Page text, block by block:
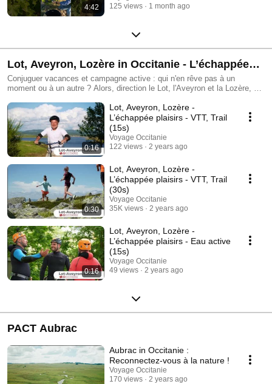
4:42
125 views
1 month ago
Lot, Aveyron, Lozère in Occitanie - L’échappée
plaisirs
Conjuguer vacances et campagne active : qui n'en rêve pas à un
moment ou à un autre ? Alors, direction le Lot, l'Aveyron et la Lozère, en
et des rencontres inattendues, sous le signe de la convivialité et de
l'hospitalité. Alors, n'attendez plus, partez en voyage vers les grands
horizons !
0:16
Lot, Aveyron, Lozère -
L’échappée plaisirs - VTT, Trail
(15s)
Voyage Occitanie
122 views
2 years ago
0:30
Lot, Aveyron, Lozère -
L’échappée plaisirs - VTT, Trail
(30s)
Voyage Occitanie
35K views
2 years ago
0:16
Lot, Aveyron, Lozère -
L’échappée plaisirs - Eau active
(15s)
Voyage Occitanie
49 views
2 years ago
PACT Aubrac
Aubrac in Occitanie :
Reconnectez-vous à la nature !
Voyage Occitanie
170 views
2 years ago